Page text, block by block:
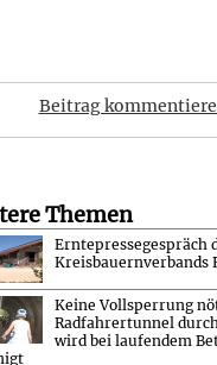
Beitrag
Themen
Erntepressegespräch
Kreisbauernverbands
Keine Vollsperrung
Radfahrertunnel
wird bei laufendem